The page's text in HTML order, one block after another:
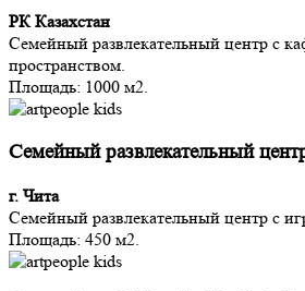
РК Казахстан
Семейный развлекательный центр с
пространством.
Площадь: 1000 м2.
Семейный развлекательный
г. Чита
Семейный развлекательный центр с
Площадь: 450 м2.